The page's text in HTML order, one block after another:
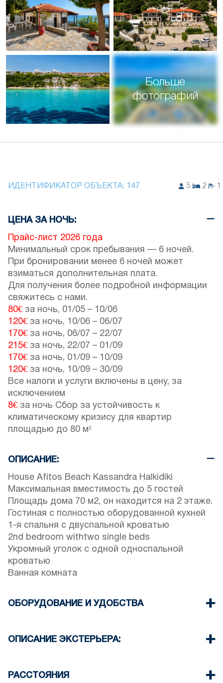
Больше
фотографий
ИДЕНТИФИКАТОР ОБЪЕКТА: 147 5 2
ЦЕНА ЗА НОЧЬ:
Прайс-лист 2026 года
Минимальный срок пребывания — 6 ночей.
При бронировании менее 6 ночей может
взиматься дополнительная плата.
Для получения более подробной информации
свяжитесь с нами.
80€ за ночь, 01/05 – 10/06
120€ за ночь, 10/06 – 06/07
170€ за ночь, 06/07 – 22/07
215€ за ночь, 22/07 – 01/09
170€ за ночь, 01/09 – 10/09
120€ за ночь, 10/09 – 30/09
Все налоги и услуги включены в цену, за
исключением
8€ за ночь Сбор за устойчивость к
климатическому кризису для квартир
площадью до 80 м²
ОПИСАНИЕ:
House Afitos Beach Kassandra Halkidiki
Максимальная вместимость до 5 гостей
Площадь дома 70 м2, он находится на 2 этаже.
Гостиная с полностью оборудованной кухней
1-я спальня с двуспальной кроватью
2nd bedroom withtwo single beds
Укромный уголок с одной односпальной
кроватью
Ванная комната
ОБОРУДОВАНИЕ И УДОБСТВА
Кондиционер
Стиральная машина
ОПИСАНИЕ ЭКСТЕРЬЕРА:
комплекса (иногда не хватает места)
РАССТОЯНИЯ